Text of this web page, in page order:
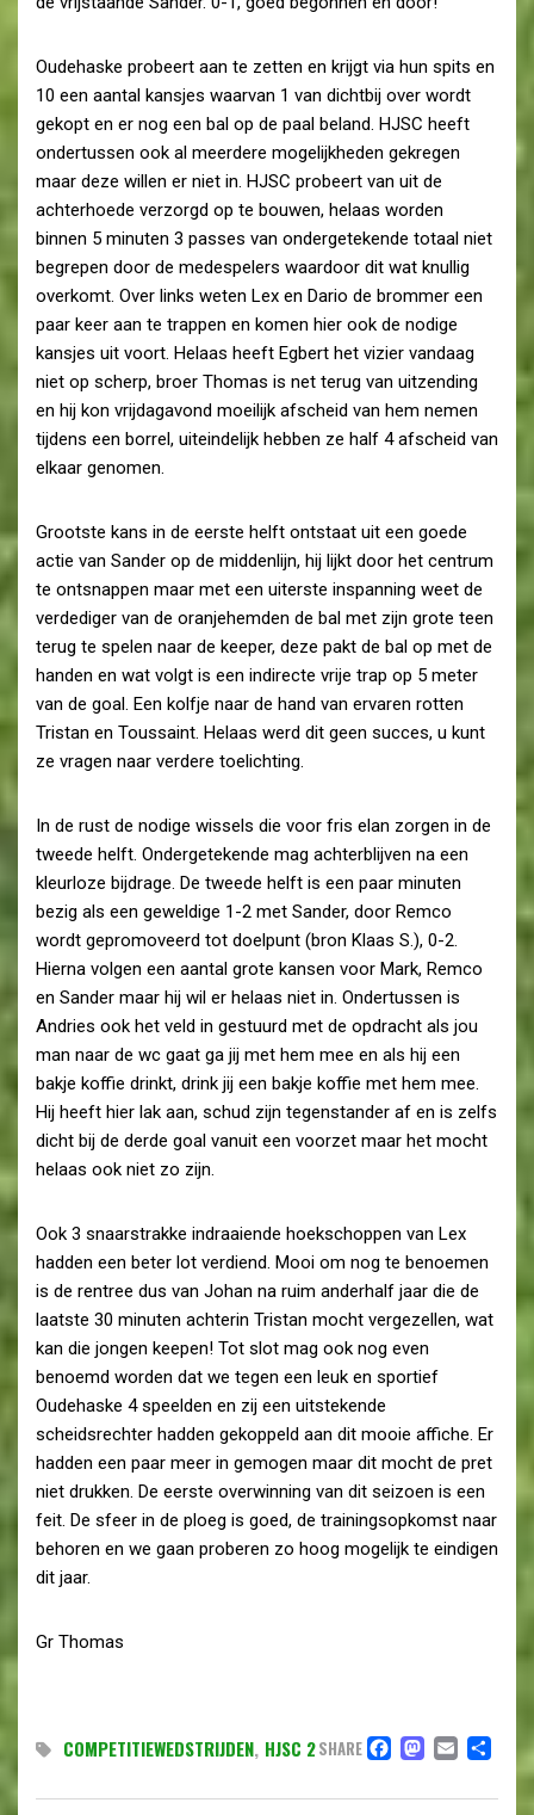
Oudehaske probeert aan te zetten en krijgt via hun spits en
10 een aantal kansjes waarvan 1 van dichtbij over wordt
gekopt en er nog een bal op de paal beland. HJSC heeft
ondertussen ook al meerdere mogelijkheden gekregen
maar deze willen er niet in. HJSC probeert van uit de
achterhoede verzorgd op te bouwen, helaas worden
binnen 5 minuten 3 passes van ondergetekende totaal niet
begrepen door de medespelers waardoor dit wat knullig
overkomt. Over links weten Lex en Dario de brommer een
paar keer aan te trappen en komen hier ook de nodige
kansjes uit voort. Helaas heeft Egbert het vizier vandaag
niet op scherp, broer Thomas is net terug van uitzending
en hij kon vrijdagavond moeilijk afscheid van hem nemen
tijdens een borrel, uiteindelijk hebben ze half 4 afscheid van
elkaar genomen.
Grootste kans in de eerste helft ontstaat uit een goede
actie van Sander op de middenlijn, hij lijkt door het centrum
te ontsnappen maar met een uiterste inspanning weet de
verdediger van de oranjehemden de bal met zijn grote teen
terug te spelen naar de keeper, deze pakt de bal op met de
handen en wat volgt is een indirecte vrije trap op 5 meter
van de goal. Een kolfje naar de hand van ervaren rotten
Tristan en Toussaint. Helaas werd dit geen succes, u kunt
ze vragen naar verdere toelichting.
In de rust de nodige wissels die voor fris elan zorgen in de
tweede helft. Ondergetekende mag achterblijven na een
kleurloze bijdrage. De tweede helft is een paar minuten
bezig als een geweldige 1-2 met Sander, door Remco
wordt gepromoveerd tot doelpunt (bron Klaas S.), 0-2.
Hierna volgen een aantal grote kansen voor Mark, Remco
en Sander maar hij wil er helaas niet in. Ondertussen is
Andries ook het veld in gestuurd met de opdracht als jou
man naar de wc gaat ga jij met hem mee en als hij een
bakje koffie drinkt, drink jij een bakje koffie met hem mee.
Hij heeft hier lak aan, schud zijn tegenstander af en is zelfs
dicht bij de derde goal vanuit een voorzet maar het mocht
helaas ook niet zo zijn.
Ook 3 snaarstrakke indraaiende hoekschoppen van Lex
hadden een beter lot verdiend. Mooi om nog te benoemen
is de rentree dus van Johan na ruim anderhalf jaar die de
laatste 30 minuten achterin Tristan mocht vergezellen, wat
kan die jongen keepen! Tot slot mag ook nog even
benoemd worden dat we tegen een leuk en sportief
Oudehaske 4 speelden en zij een uitstekende
scheidsrechter hadden gekoppeld aan dit mooie affiche. Er
hadden een paar meer in gemogen maar dit mocht de pret
niet drukken. De eerste overwinning van dit seizoen is een
feit. De sfeer in de ploeg is goed, de trainingsopkomst naar
behoren en we gaan proberen zo hoog mogelijk te eindigen
dit jaar.
Gr Thomas
COMPETITIEWEDSTRIJDEN, HJSC 2SHARE